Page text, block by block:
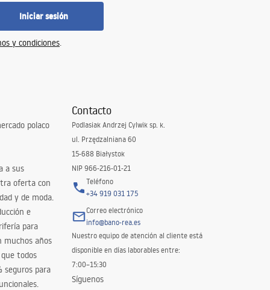
Iniciar sesión
y condiciones.
polaco
a sus
oferta con
y de moda.
e
para
muchos años
todos
seguros para
Contacto
Podlasiak Andrzej Cylwik sp. k.
ul. Przędzalniana 60
15-688 Białystok
NIP 966-216-01-21
Teléfono
+34 919 031 175
Correo electrónico
info@bano-rea.es
Nuestro equipo de atención al cliente está
disponible en días laborables entre:
7:00–15:30
Síguenos